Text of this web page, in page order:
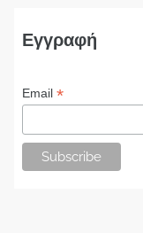
Εγγραφή
Email *